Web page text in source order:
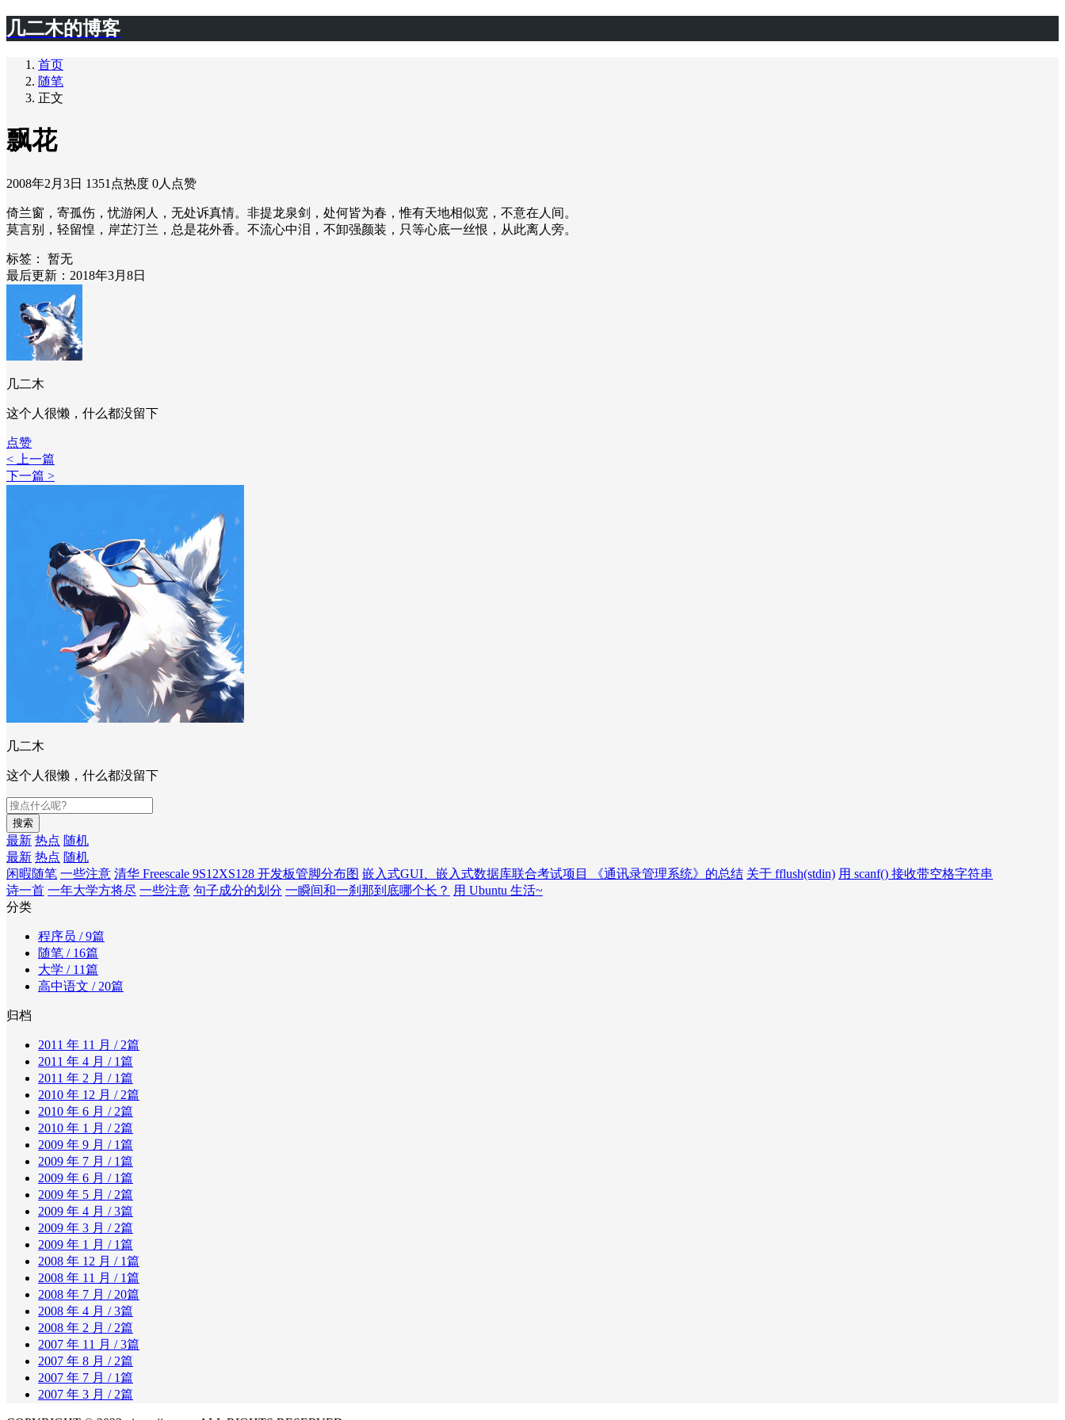
几二木的博客
首页
随笔
正文
飘花
2008年2月3日 1351点热度 0人点赞
倚兰窗，寄孤伤，忧游闲人，无处诉真情。非提龙泉剑，处何皆为春，惟有天地相似宽，不意在人间。
莫言别，轻留惶，岸芷汀兰，总是花外香。不流心中泪，不卸强颜装，只等心底一丝恨，从此离人旁。
标签：
暂无
最后更新：2018年3月8日
几二木
这个人很懒，什么都没留下
点赞
< 上一篇
下一篇 >
几二木
这个人很懒，什么都没留下
搜索
最新 热点 随机
最新 热点 随机
闲暇随笔 一些注意 清华 Freescale 9S12XS128 开发板管脚分布图 嵌入式GUI、嵌入式数据库联合考试项目 《通讯录管理系统》的总结 关于 fflush(stdin) 用 scanf() 接收带空格字符串
诗一首 一年大学方将尽 一些注意 句子成分的划分 一瞬间和一刹那到底哪个长？ 用 Ubuntu 生活~
分类
程序员 / 9篇
随笔 / 16篇
大学 / 11篇
高中语文 / 20篇
归档
2011 年 11 月 / 2篇
2011 年 4 月 / 1篇
2011 年 2 月 / 1篇
2010 年 12 月 / 2篇
2010 年 6 月 / 2篇
2010 年 1 月 / 2篇
2009 年 9 月 / 1篇
2009 年 7 月 / 1篇
2009 年 6 月 / 1篇
2009 年 5 月 / 2篇
2009 年 4 月 / 3篇
2009 年 3 月 / 2篇
2009 年 1 月 / 1篇
2008 年 12 月 / 1篇
2008 年 11 月 / 1篇
2008 年 7 月 / 20篇
2008 年 4 月 / 3篇
2008 年 2 月 / 2篇
2007 年 11 月 / 3篇
2007 年 8 月 / 2篇
2007 年 7 月 / 1篇
2007 年 3 月 / 2篇